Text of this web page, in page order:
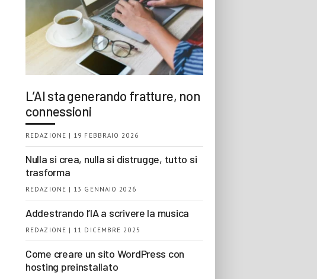
L’AI sta generando fratture, non
connessioni
REDAZIONE | 19 FEBBRAIO 2026
Nulla si crea, nulla si distrugge, tutto si
trasforma
REDAZIONE | 13 GENNAIO 2026
Addestrando l’IA a scrivere la musica
REDAZIONE | 11 DICEMBRE 2025
Come creare un sito WordPress con
hosting preinstallato